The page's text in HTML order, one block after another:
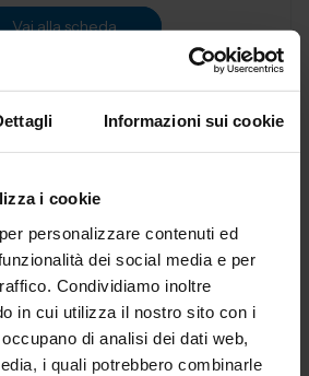
Informazioni sui cookie
i cookie
personalizzare contenuti ed
dei social media e per
Condividiamo inoltre
in cui utilizza il nostro sito con i
di analisi dei dati web,
i quali potrebbero combinarle
Vai alla scheda
PRINT ITALIA SRL
Aggiungi ai preferiti
Vai alla scheda